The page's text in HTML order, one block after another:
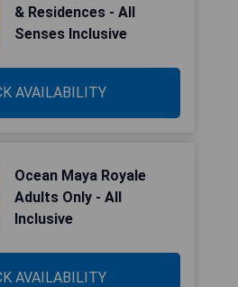
& Residences - All
Senses Inclusive
AVAILABILITY
Ocean Maya Royale
Adults Only - All
Inclusive
AVAILABILITY